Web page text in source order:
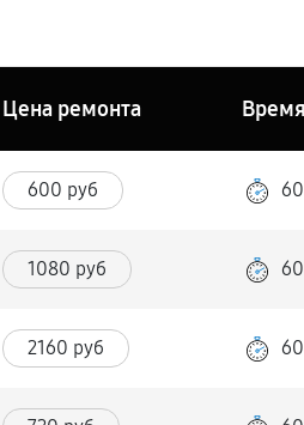
Цена ремонта
600 руб
1080 руб
2160 руб